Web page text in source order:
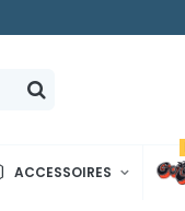
ACCESSOIRES